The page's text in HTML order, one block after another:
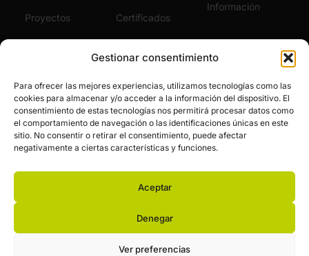
Gestionar consentimiento
Para ofrecer las mejores experiencias, utilizamos tecnologías como las
cookies para almacenar y/o acceder a la información del dispositivo. El
consentimiento de estas tecnologías nos permitirá procesar datos como
el comportamiento de navegación o las identificaciones únicas en este
sitio. No consentir o retirar el consentimiento, puede afectar
negativamente a ciertas características y funciones.
Aceptar
Denegar
Ver preferencias
Proyectos Certificados
Únete al Equipo
Información
© Zemper. Todos los derechos reservados.